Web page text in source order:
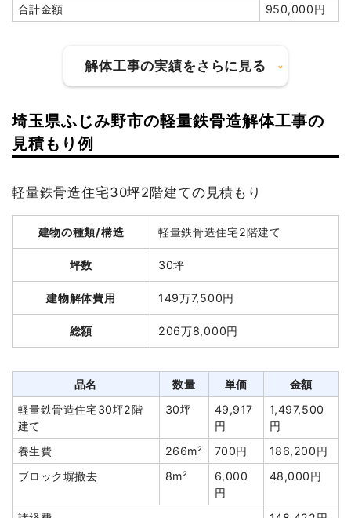
合計金額
950,000円
解体工事の実績をさらに見る
建物の種類/構造
建物解体費用 70万円
総額 104万5,000円
木造住宅16坪2階建て
16坪 43,750円
700,000円
164m² 799円
50,000円
値引き
6,040円
小計
950,000円
消費税
95,000円
埼玉県ふじみ野市の軽量鉄骨造解体工事の
見積もり例
軽量鉄骨造住宅30坪2階建ての見積もり
建物の種類/構造 軽量鉄骨造住宅2階建て
坪数 30坪
建物解体費用 149万7,500円
総額 206万8,000円
品名 数量 単価
金額
軽量鉄骨造住宅30坪2階
建て
30坪
49,917
円
1,497,500
円
養生費
266m² 700円
186,200円
ブロック塀撤去
8m²
6,000
円
48,000円